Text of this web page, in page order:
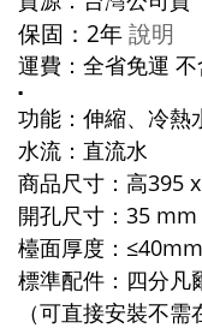
保固：2年 說明
運費：全省免運
▪️
功能： 伸縮、冷熱
水流：直流水
商品尺寸：高395
開孔尺寸：35 mm
檯面厚度：≤40mm
標準配件：四分凡
（可直接安裝不需